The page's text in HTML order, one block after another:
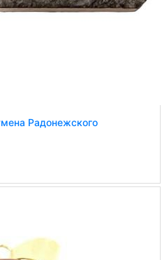
Радонежского